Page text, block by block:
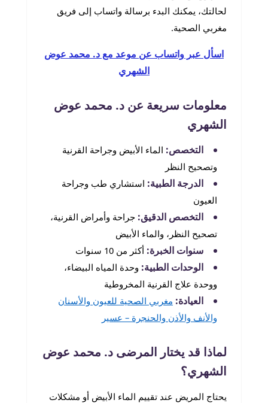
لحالتك، يمكنك البدء برسالة واتساب إلى فريق
مغربي الصحية.
اسأل عبر واتساب عن موعد مع د. محمد عوض
الشهري
معلومات سريعة عن د. محمد عوض
الشهري
التخصص: الماء الأبيض وجراحة القرنية
وتصحيح النظر
الدرجة الطبية: استشاري طب وجراحة
العيون
التخصص الدقيق: جراحة وأمراض القرنية،
تصحيح النظر، والماء الأبيض
سنوات الخبرة: أكثر من 10 سنوات
الوحدات الطبية: وحدة المياه البيضاء،
ووحدة علاج القرنية المخروطية
العيادة: مغربي الصحية للعيون والأسنان
والأنف والأذن والحنجرة – عسير
لماذا قد يختار المرضى د. محمد عوض
الشهري؟
يحتاج المريض عند تقييم الماء الأبيض أو مشكلات